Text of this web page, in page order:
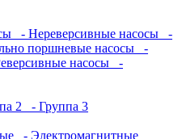
- Нереверсивные насосы
-
поршневые насосы
-
насосы
-
2
- Группа 3
- Электромагнитные